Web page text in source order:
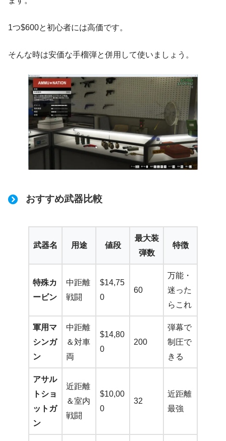
1つ$600と初心者には高価です。
そんな時は安価な手榴弾と併用して使いましょう。
おすすめ武器比較
武器名 用途 値段
最大装
弾数
特徴
特殊カ
ービン
中距離
戦闘
$14,75
0
60
万能・
迷った
らこれ
軍用マ
シンガ
ン
中距離
＆対車
両
$14,80
0
200
弾幕で
制圧で
きる
アサル
トショ
ットガ
ン
近距離
＆室内
戦闘
$10,00
0
32
近距離
最強